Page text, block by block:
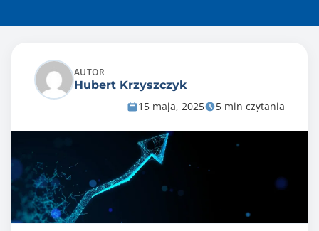
AUTOR
Hubert Krzyszczyk
15 maja, 2025
5 min czytania